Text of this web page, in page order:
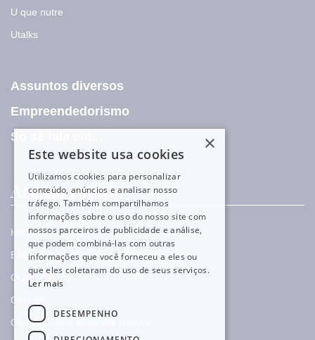
U que nutre
Utalks
Assuntos diversos
Empreendedorismo
Só se fala em...
Acesso rápido
Home
Equipe
Quem somos
Contato
Cadastre-se e fique por dentro!
×
Este website usa cookies
Utilizamos cookies para personalizar
conteúdo, anúncios e analisar nosso
tráfego. Também compartilhamos
informações sobre o uso do nosso site com
nossos parceiros de publicidade e análise,
que podem combiná-las com outras
informações que você forneceu a eles ou
que eles coletaram do uso de seus serviços.
Ler mais
DESEMPENHO